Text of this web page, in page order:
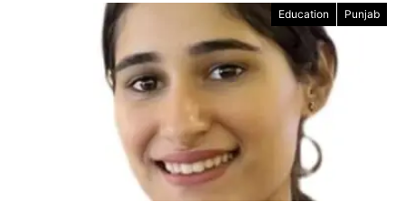
Education Punjab